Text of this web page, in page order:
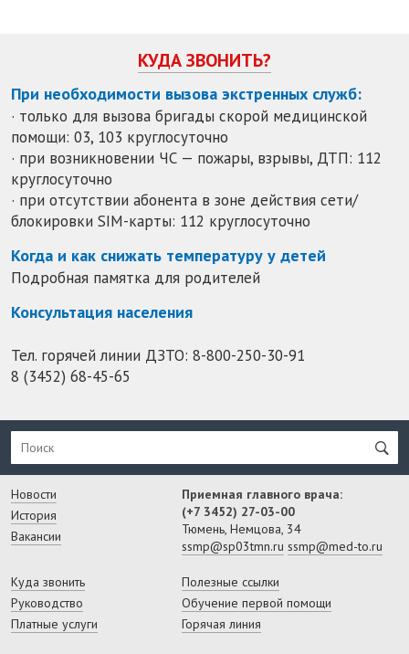
КУДА ЗВОНИТЬ?
При необходимости вызова экстренных служб:
· только для вызова бригады скорой медицинской
помощи: 03, 103 круглосуточно
· при возникновении ЧС — пожары, взрывы, ДТП: 112
круглосуточно
· при отсутствии абонента в зоне действия сети/
блокировки SIM-карты: 112 круглосуточно
Когда и как снижать температуру у детей
Подробная памятка для родителей
Консультация населения
Тел. горячей линии ДЗТО: 8-800-250-30-91
8 (3452) 68-45-65
Новости
История
Вакансии
Приемная главного врача:
(+7 3452) 27-03-00
Тюмень, Немцова, 34
ssmp@sp03tmn.ru ssmp@med-to.ru
Куда звонить
Руководство
Платные услуги
Полезные ссылки
Обучение первой помощи
Горячая линия